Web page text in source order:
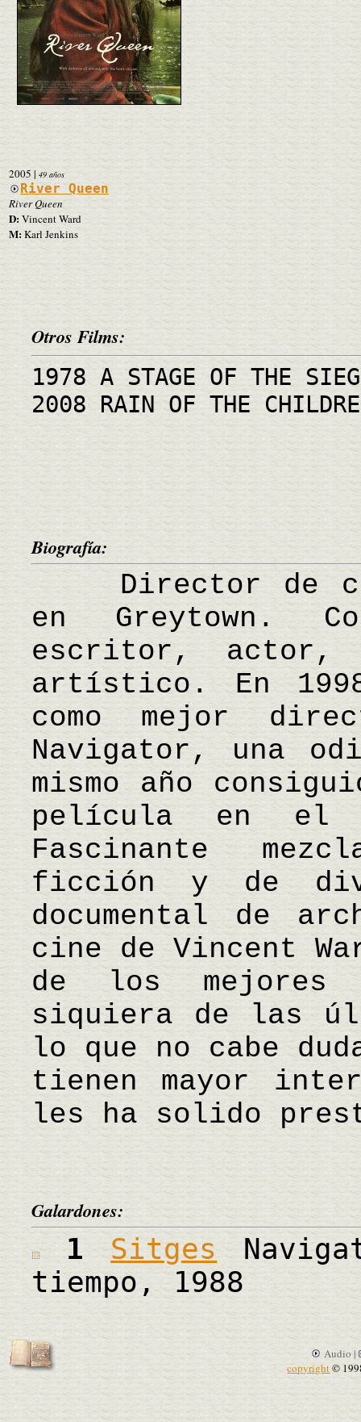
2005 | 49 años
River Queen
River Queen
D:Vincent Ward
M: Karl Jenkins
Otros Films:
1978 A STAGE OF THE
2008 RAIN OF THE
Biografía:
Director de cine
en Greytown.
escritor, actor,
artístico. En
como mejor
Navigator, una
mismo año
película en el
Fascinante
ficción y de
documental de
cine de Vincent
de los
siquiera de las
lo que no cabe
tienen mayor
les ha solido
Galardones:
1Sitges
tiempo, 1988
Audio |
copyright©